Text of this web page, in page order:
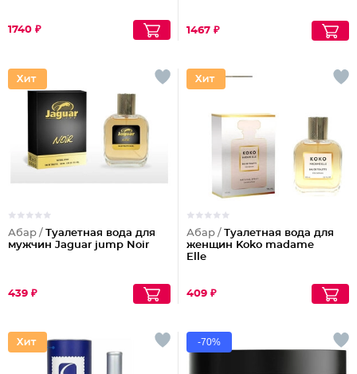
1740 ₽ 1467 ₽
Абар / Туалетная вода для
мужчин Jaguar jump Noir
439 ₽
Абар / Туалетная вода для
женщин Koko madame
Elle
409 ₽
-70%